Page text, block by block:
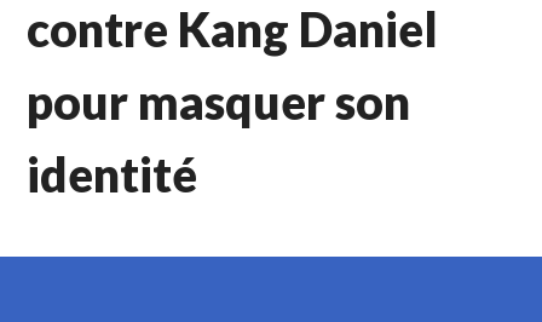
contre Kang Daniel
pour masquer son
identité